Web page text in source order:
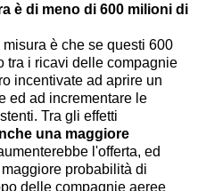
è di meno di 600 milioni di
è che se questi 600
tra i ricavi delle compagnie
incentivate ad aprire un
ed ad incrementare le
Tra gli effetti
una maggiore
l'offerta, ed
probabilità di
delle compagnie aeree